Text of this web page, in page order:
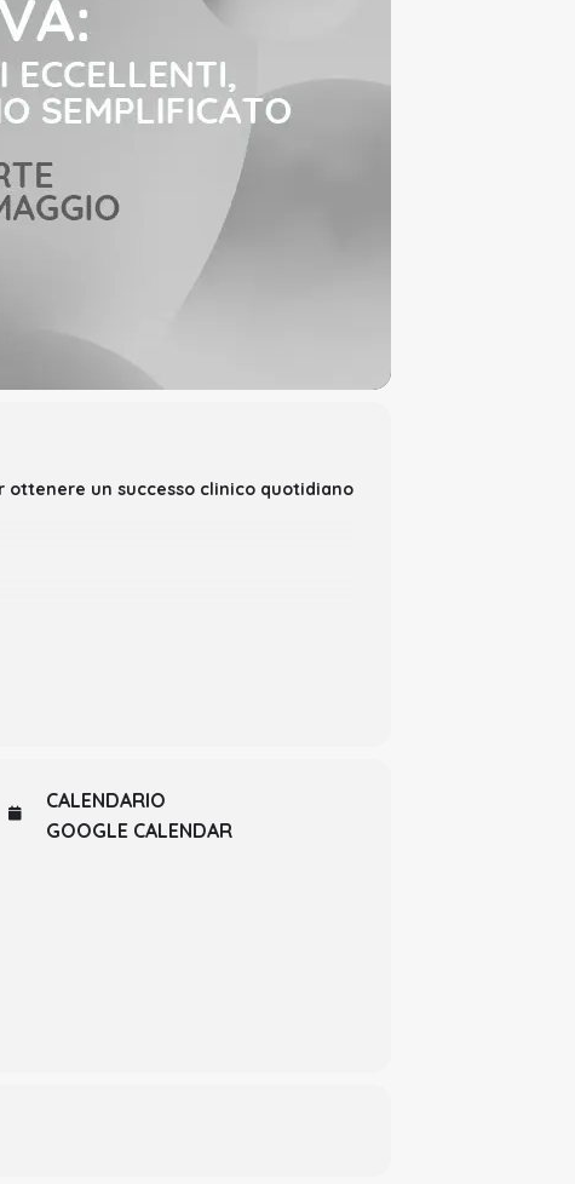
un successo clinico quotidiano
occlusali con criterio
Come farlo senza errori in modo
CALENDARIO
GOOGLE CALENDAR